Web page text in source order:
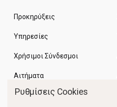
Προκηρύξεις
Υπηρεσίες
Χρήσιμοι Σύνδεσμοι
Αιτήματα
Ρυθμίσεις Cookies